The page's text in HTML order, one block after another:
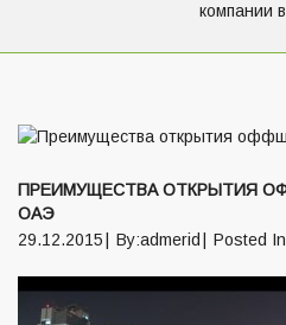
компании
ПРЕИМУЩЕСТВА ОТКРЫТИЯ
ОАЭ
29.12.2015
By:admerid Posted